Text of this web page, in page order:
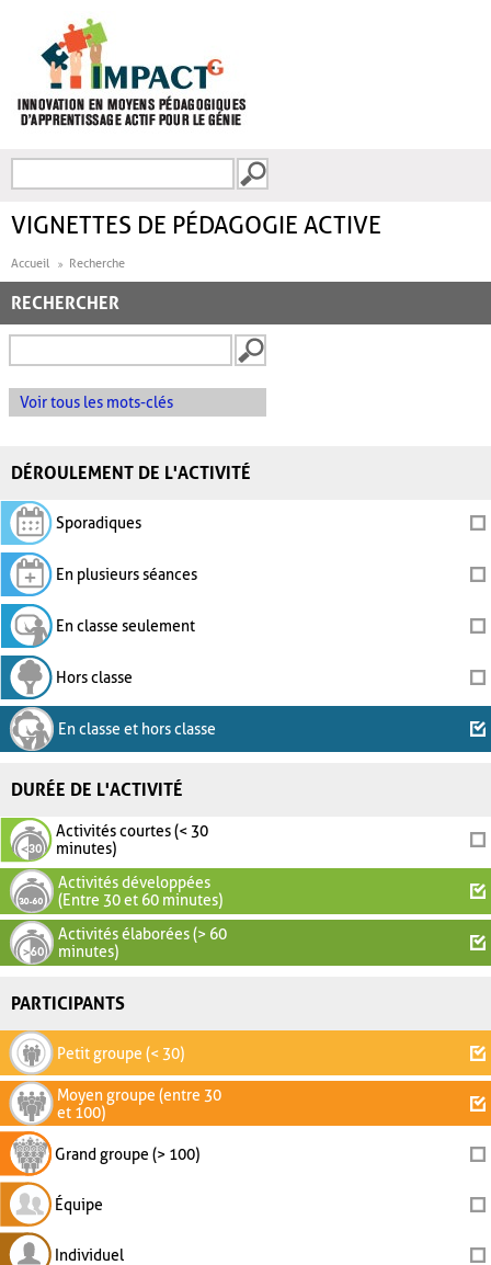
FORMULAIRE DE
VIGNETTES DE PÉDAGOGIE ACTIVE
Accueil Recherche
RECHERCHER
Voir tous les mots-clés
DÉROULEMENT DE L'ACTIVITÉ
Sporadiques
En plusieurs séances
En classe seulement
Hors classe
En classe et hors classe
DURÉE DE L'ACTIVITÉ
Activités courtes (< 30
minutes)
Activités développées
(Entre 30 et 60 minutes)
Activités élaborées (> 60
minutes)
PARTICIPANTS
Petit groupe (< 30)
Moyen groupe (entre 30
et 100)
Grand groupe (> 100)
Équipe
Individuel